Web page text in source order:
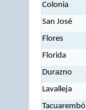
Colonia
San José
Flores
Florida
Durazno
Lavalleja
Tacuarembó